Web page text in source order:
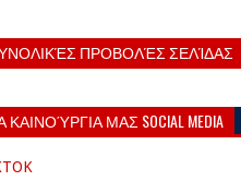
ΠΡΟΒΟΛΈΣ ΣΕΛΊΔΑΣ
ΚΑΙΝΟΎΡΓΙΑ ΜΑΣ SOCIAL MEDIA